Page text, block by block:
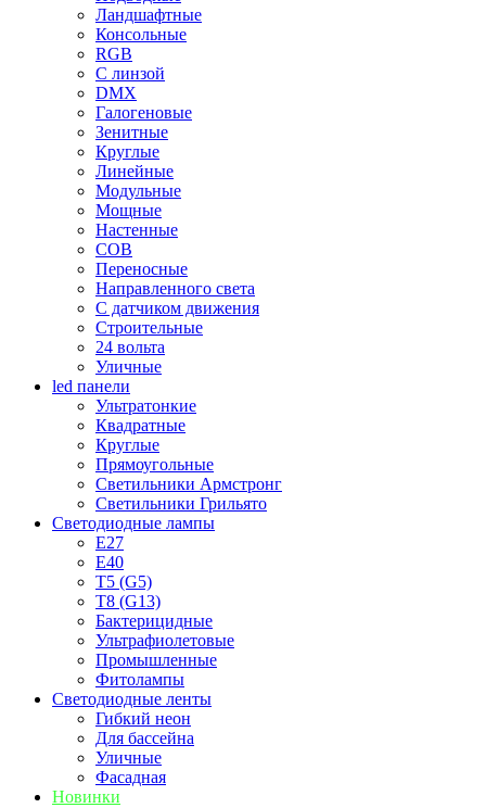
Ландшафтные
Консольные
RGB
С линзой
DMX
Галогеновые
Зенитные
Круглые
Линейные
Модульные
Мощные
Настенные
COB
Переносные
Направленного света
С датчиком движения
Строительные
24 вольта
Уличные
led панели
Ультратонкие
Квадратные
Круглые
Прямоугольные
Светильники Армстронг
Светильники Грильято
Светодиодные лампы
E27
Е40
T5 (G5)
T8 (G13)
Бактерицидные
Ультрафиолетовые
Промышленные
Фитолампы
Светодиодные ленты
Гибкий неон
Для бассейна
Уличные
Фасадная
Новинки